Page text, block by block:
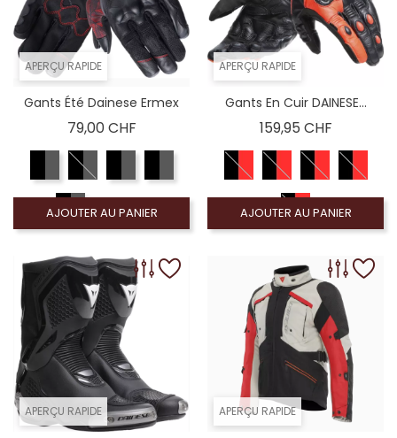
APERÇU RAPIDE
Gants Été Dainese Ermex
79,00 CHFPrix
AJOUTER AU PANIER
APERÇU RAPIDE
Gants En Cuir DAINESE...
159,95 CHFPrix
AJOUTER AU PANIER
APERÇU RAPIDE APERÇU RAPIDE